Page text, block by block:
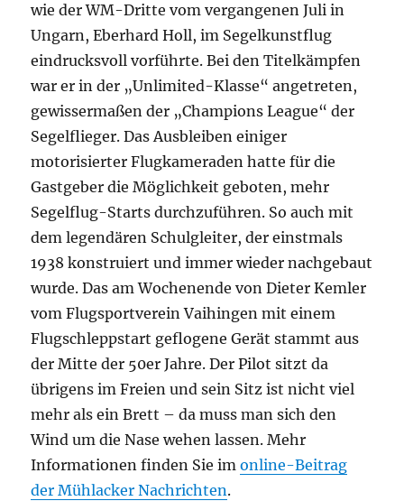
wie der WM-Dritte vom vergangenen Juli in
Ungarn, Eberhard Holl, im Segelkunstflug
eindrucksvoll vorführte. Bei den Titelkämpfen
war er in der „Unlimited-Klasse“ angetreten,
gewissermaßen der „Champions League“ der
Segelflieger. Das Ausbleiben einiger
motorisierter Flugkameraden hatte für die
Gastgeber die Möglichkeit geboten, mehr
Segelflug-Starts durchzuführen. So auch mit
dem legendären Schulgleiter, der einstmals
1938 konstruiert und immer wieder nachgebaut
wurde. Das am Wochenende von Dieter Kemler
vom Flugsportverein Vaihingen mit einem
Flugschleppstart geflogene Gerät stammt aus
der Mitte der 50er Jahre. Der Pilot sitzt da
übrigens im Freien und sein Sitz ist nicht viel
mehr als ein Brett – da muss man sich den
Wind um die Nase wehen lassen. Mehr
Informationen finden Sie imonline-Beitrag
der Mühlacker Nachrichten.